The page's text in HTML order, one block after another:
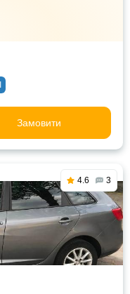
Замовити
4.6 3